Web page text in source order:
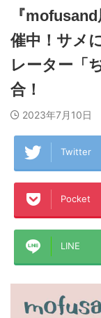
『
催中！サメ
レーター「
合！
2023年7月10日
Twitter
Pocket
LINE